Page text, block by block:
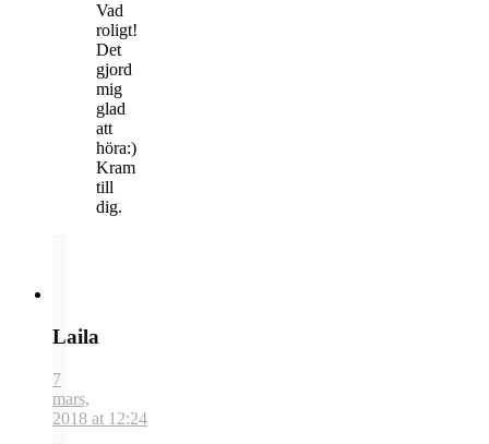
Vad
roligt!
Det
gjord
mig
glad
att
höra:)
Kram
till
dig.
Laila
7
mars,
2018 at 12:24